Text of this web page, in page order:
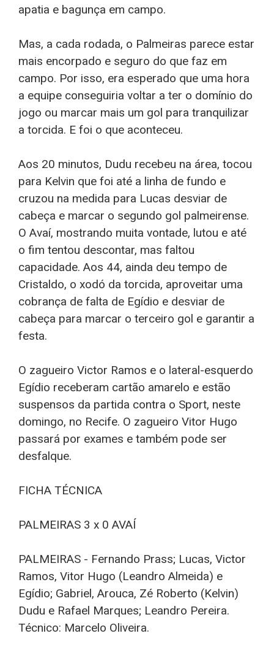
apatia e bagunça em campo.
Mas, a cada rodada, o Palmeiras parece estar
mais encorpado e seguro do que faz em
campo. Por isso, era esperado que uma hora
a equipe conseguiria voltar a ter o domínio do
jogo ou marcar mais um gol para tranquilizar
a torcida. E foi o que aconteceu.
Aos 20 minutos, Dudu recebeu na área, tocou
para Kelvin que foi até a linha de fundo e
cruzou na medida para Lucas desviar de
cabeça e marcar o segundo gol palmeirense.
O Avaí, mostrando muita vontade, lutou e até
o fim tentou descontar, mas faltou
capacidade. Aos 44, ainda deu tempo de
Cristaldo, o xodó da torcida, aproveitar uma
cobrança de falta de Egídio e desviar de
cabeça para marcar o terceiro gol e garantir a
festa.
O zagueiro Victor Ramos e o lateral-esquerdo
Egídio receberam cartão amarelo e estão
suspensos da partida contra o Sport, neste
domingo, no Recife. O zagueiro Vitor Hugo
passará por exames e também pode ser
desfalque.
FICHA TÉCNICA
PALMEIRAS 3 x 0 AVAÍ
PALMEIRAS - Fernando Prass; Lucas, Victor
Ramos, Vitor Hugo (Leandro Almeida) e
Egídio; Gabriel, Arouca, Zé Roberto (Kelvin)
Dudu e Rafael Marques; Leandro Pereira.
Técnico: Marcelo Oliveira.